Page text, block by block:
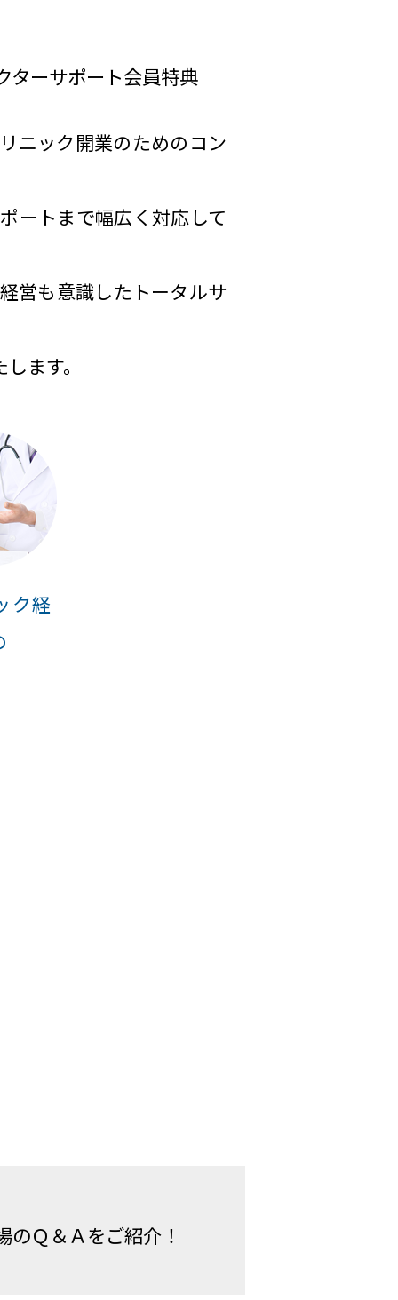
ターサポート会員特典
ニック開業のためのコン
ートまで幅広く対応して
営も意識したトータルサ
ます。
ク経
Ｑ＆Ａをご紹介！